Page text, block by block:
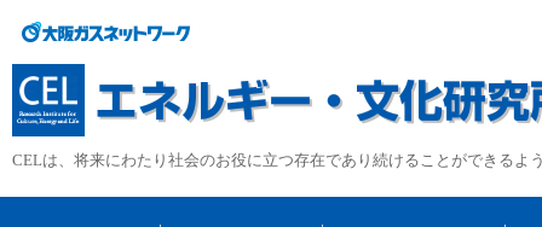
CELは、将来にわたり社会のお役に立つ存在であり続けることができるよ